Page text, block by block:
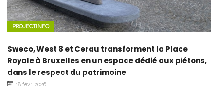
PROJECTINFO
Sweco, West 8 et Cerau transforment la Place
Royale à Bruxelles en un espace dédié aux piétons,
dans le respect du patrimoine
18 févr. 2026